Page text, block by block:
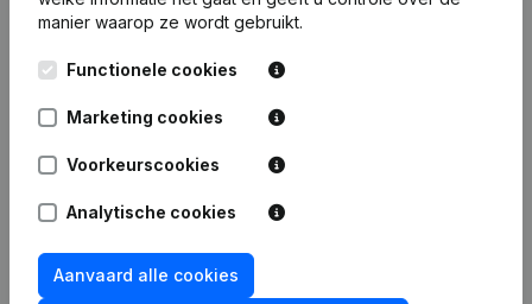
09-10-2023
Rubriek Oprichting (Nieuwe
Rechtspersoon, Opening Bijkantoor,
Wat is het btw-nummer van Aph Business?
manier waarop ze wordt gebruikt.
Functionele cookies
Marketing cookies
Voorkeurscookies
Analytische cookies
Aanvaard alle cookies